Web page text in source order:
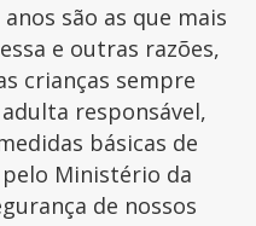
são as que mais
e outras razões,
crianças sempre
responsável,
básicas de
Ministério da
de nossos